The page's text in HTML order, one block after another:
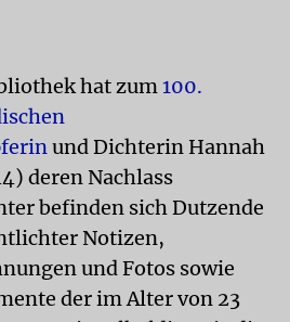
hat zum100.
und Dichterin Hannah
deren Nachlass
befinden sich Dutzende
Notizen,
und Fotos sowie
der im Alter von 23